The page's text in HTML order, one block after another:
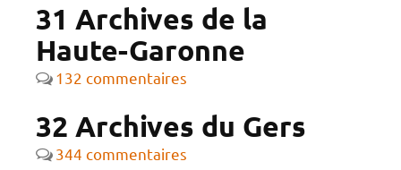
31 Archives de la
Haute-Garonne
132 commentaires
32 Archives du Gers
344 commentaires